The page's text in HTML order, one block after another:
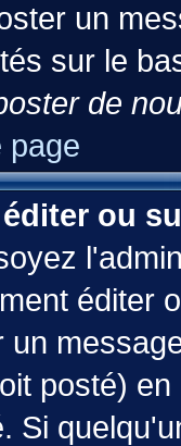
un
sur le
de
page
ou
éditer
un
posté)
Si